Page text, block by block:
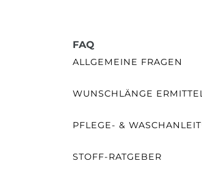
FAQ
ALLGEMEINE FRAGEN
WUNSCHLÄNGE
PFLEGE- &
STOFF-RATGEBER